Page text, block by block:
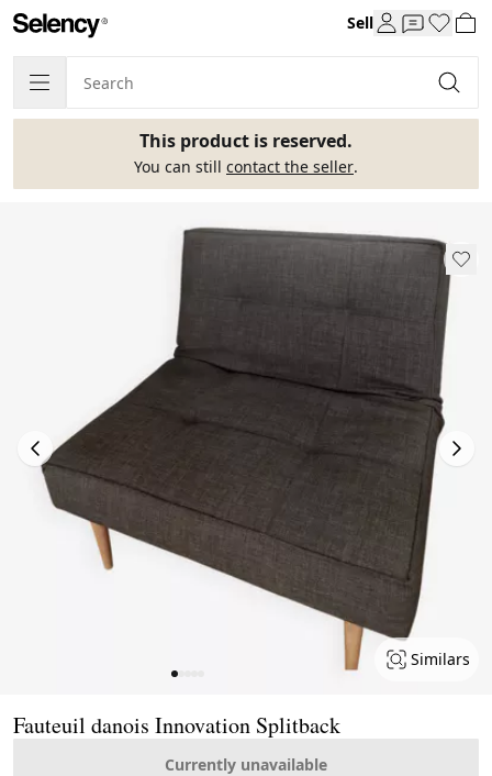
Sell
This product is reserved.
You can still contact the seller.
Similars
Fauteuil danois Innovation Splitback
Currently unavailable